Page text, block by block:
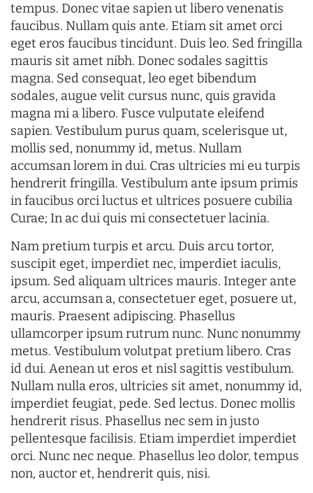
tempus. Donec vitae sapien ut libero venenatis
faucibus. Nullam quis ante. Etiam sit amet orci
eget eros faucibus tincidunt. Duis leo. Sed fringilla
mauris sit amet nibh. Donec sodales sagittis
magna. Sed consequat, leo eget bibendum
sodales, augue velit cursus nunc, quis gravida
magna mi a libero. Fusce vulputate eleifend
sapien. Vestibulum purus quam, scelerisque ut,
mollis sed, nonummy id, metus. Nullam
accumsan lorem in dui. Cras ultricies mi eu turpis
hendrerit fringilla. Vestibulum ante ipsum primis
in faucibus orci luctus et ultrices posuere cubilia
Curae; In ac dui quis mi consectetuer lacinia.
Nam pretium turpis et arcu. Duis arcu tortor,
suscipit eget, imperdiet nec, imperdiet iaculis,
ipsum. Sed aliquam ultrices mauris. Integer ante
arcu, accumsan a, consectetuer eget, posuere ut,
mauris. Praesent adipiscing. Phasellus
ullamcorper ipsum rutrum nunc. Nunc nonummy
metus. Vestibulum volutpat pretium libero. Cras
id dui. Aenean ut eros et nisl sagittis vestibulum.
Nullam nulla eros, ultricies sit amet, nonummy id,
imperdiet feugiat, pede. Sed lectus. Donec mollis
hendrerit risus. Phasellus nec sem in justo
pellentesque facilisis. Etiam imperdiet imperdiet
orci. Nunc nec neque. Phasellus leo dolor, tempus
non, auctor et, hendrerit quis, nisi.